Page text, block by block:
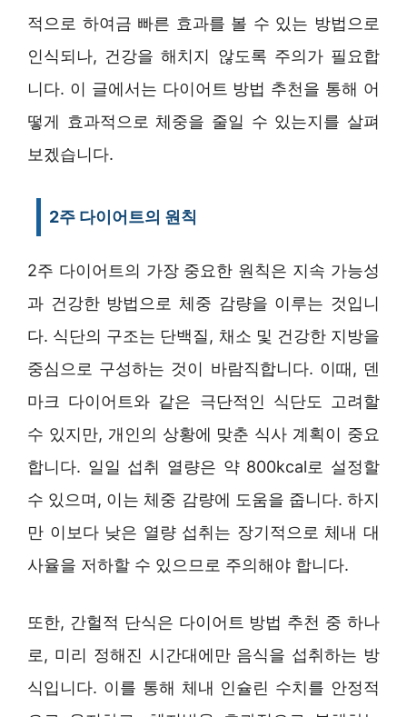
적으로 하여금 빠른 효과를 볼 수 있는 방법으로
인식되나, 건강을 해치지 않도록 주의가 필요합
니다. 이 글에서는 다이어트 방법 추천을 통해 어
떻게 효과적으로 체중을 줄일 수 있는지를 살펴
보겠습니다.
2주 다이어트의 원칙
2주 다이어트의 가장 중요한 원칙은 지속 가능성
과 건강한 방법으로 체중 감량을 이루는 것입니
다. 식단의 구조는 단백질, 채소 및 건강한 지방을
중심으로 구성하는 것이 바람직합니다. 이때, 덴
마크 다이어트와 같은 극단적인 식단도 고려할
수 있지만, 개인의 상황에 맞춘 식사 계획이 중요
합니다. 일일 섭취 열량은 약 800kcal로 설정할
수 있으며, 이는 체중 감량에 도움을 줍니다. 하지
만 이보다 낮은 열량 섭취는 장기적으로 체내 대
사율을 저하할 수 있으므로 주의해야 합니다.
또한, 간헐적 단식은 다이어트 방법 추천 중 하나
로, 미리 정해진 시간대에만 음식을 섭취하는 방
식입니다. 이를 통해 체내 인슐린 수치를 안정적